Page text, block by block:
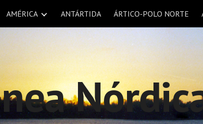
Skip to navigation
AMÉRICA ANTÁRTIDA ÁRTICO-POLO NORTE